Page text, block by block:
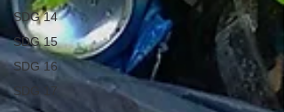
SDG 14
SDG 15
SDG 16
SDG 17